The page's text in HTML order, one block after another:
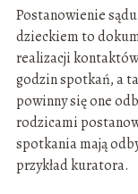
Postanowienie
dzieckiem to
realizacji
godzin spotkań, a
powinny się one
rodzicami
spotkania mają
przykład kuratora.